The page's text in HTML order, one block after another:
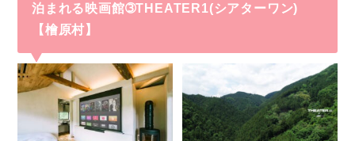
泊まれる映画館➂THEATER1(シアターワン)
【檜原村】